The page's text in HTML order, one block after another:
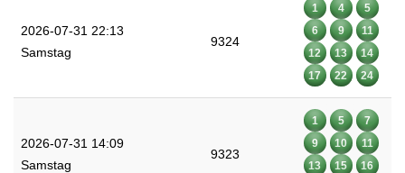
2026-07-31 22:13
Samstag
9324
1 4
5
6
9
11
12
13
14
17
22 24
2026-07-31 14:09
Samstag
9323
1 5
7
9
10
11
13
15
16